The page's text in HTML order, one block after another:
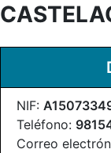
NIF:
Teléfono:
Correo